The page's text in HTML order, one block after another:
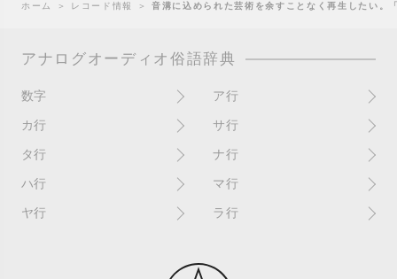
ホーム ＞ レコード情報 ＞音溝に込められた芸術を余すことなく再生したい。
アナログオーディオ俗語辞典
数字
10インチ
4チャンネル
ア行
RPM(33,45)
赤盤
アセテート盤
EPアダプター
カ行
書き込み
歌詞記載ジャケット
ガチャ盤
サ行
サイン
CDJ
シールド盤
シュリンク残存
タ行
ターンテーブル
ダイナフレックス
ナ行
2枚使い
ン）
ハ行
ハウリング
マ行
マスターテンポ
マトリックス番号
ヤ行 ラ行